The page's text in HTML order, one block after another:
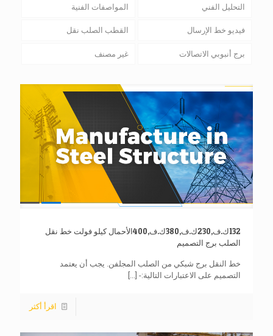
التحليل الفني المواصفات الفنية
فيديو خط الإرسال القطب الصلب نقل
برج أنبوبي الاتصالات غير مصنف
132ك.ف,230ك.ف,380ك.ف,400الأحمال كيلو فولت خط نقل
الصلب برج التصميم
خط النقل برج شبكي من الصلب المجلفن. يجب أن يعتمد
التصميم على الاعتبارات التالية:-
اقرأ أكثر